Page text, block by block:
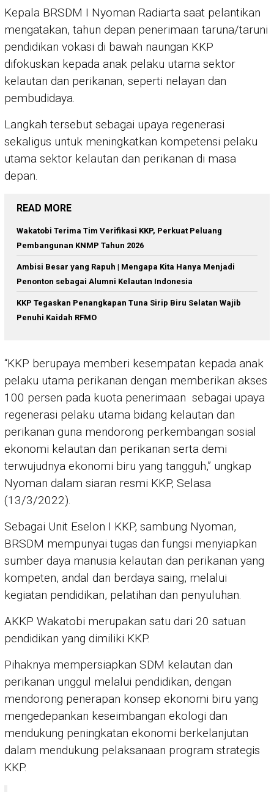
Kepala BRSDM I Nyoman Radiarta saat pelantikan
mengatakan, tahun depan penerimaan taruna/taruni
pendidikan vokasi di bawah naungan KKP
difokuskan kepada anak pelaku utama sektor
kelautan dan perikanan, seperti nelayan dan
pembudidaya.
Langkah tersebut sebagai upaya regenerasi
sekaligus untuk meningkatkan kompetensi pelaku
utama sektor kelautan dan perikanan di masa
depan.
READ MORE
Wakatobi Terima Tim Verifikasi KKP, Perkuat Peluang
Pembangunan KNMP Tahun 2026
Ambisi Besar yang Rapuh | Mengapa Kita Hanya Menjadi
Penonton sebagai Alumni Kelautan Indonesia
KKP Tegaskan Penangkapan Tuna Sirip Biru Selatan Wajib
Penuhi Kaidah RFMO
“KKP berupaya memberi kesempatan kepada anak
pelaku utama perikanan dengan memberikan akses
100 persen pada kuota penerimaan sebagai upaya
regenerasi pelaku utama bidang kelautan dan
perikanan guna mendorong perkembangan sosial
ekonomi kelautan dan perikanan serta demi
terwujudnya ekonomi biru yang tangguh,” ungkap
Nyoman dalam siaran resmi KKP, Selasa
(13/3/2022).
Sebagai Unit Eselon I KKP, sambung Nyoman,
BRSDM mempunyai tugas dan fungsi menyiapkan
sumber daya manusia kelautan dan perikanan yang
kompeten, andal dan berdaya saing, melalui
kegiatan pendidikan, pelatihan dan penyuluhan.
AKKP Wakatobi merupakan satu dari 20 satuan
pendidikan yang dimiliki KKP.
Pihaknya mempersiapkan SDM kelautan dan
perikanan unggul melalui pendidikan, dengan
mendorong penerapan konsep ekonomi biru yang
mengedepankan keseimbangan ekologi dan
mendukung peningkatan ekonomi berkelanjutan
dalam mendukung pelaksanaan program strategis
KKP.